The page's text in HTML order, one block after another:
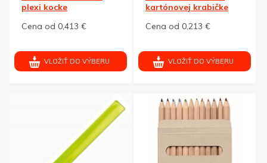
plexi kocke
Cena od 0,413 €
VLOŽIŤ DO VÝBERU
kartónovej krabičke
Cena od 0,213 €
VLOŽIŤ DO VÝBERU